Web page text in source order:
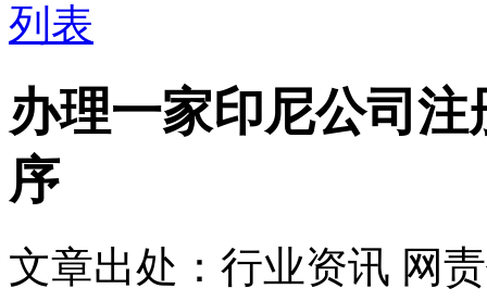
列表
办理一家印尼公司
序
文章出处：行业资讯 网